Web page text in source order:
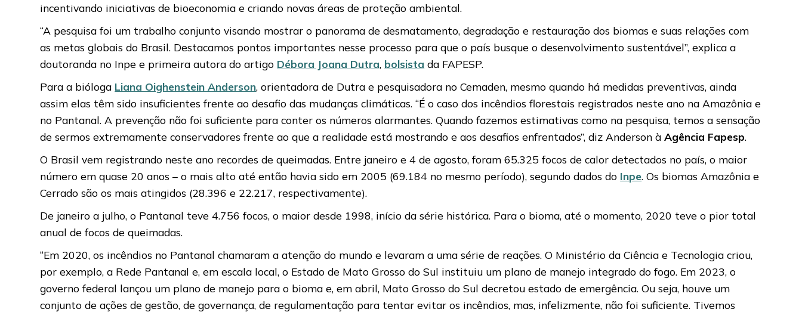
incentivando iniciativas de bioeconomia e criando novas áreas de proteção ambiental.
“A pesquisa foi um trabalho conjunto visando mostrar o panorama de desmatamento, degradação e restauração dos biomas e suas relações com
as metas globais do Brasil. Destacamos pontos importantes nesse processo para que o país busque o desenvolvimento sustentável”, explica a
doutoranda no Inpe e primeira autora do artigo Débora Joana Dutra, bolsista da FAPESP.
Para a bióloga Liana Oighenstein Anderson, orientadora de Dutra e pesquisadora no Cemaden, mesmo quando há medidas preventivas, ainda
assim elas têm sido insuficientes frente ao desafio das mudanças climáticas. “É o caso dos incêndios florestais registrados neste ano na Amazônia e
no Pantanal. A prevenção não foi suficiente para conter os números alarmantes. Quando fazemos estimativas como na pesquisa, temos a sensação
de sermos extremamente conservadores frente ao que a realidade está mostrando e aos desafios enfrentados”, diz Anderson àAgência Fapesp.
O Brasil vem registrando neste ano recordes de queimadas. Entre janeiro e 4 de agosto, foram 65.325 focos de calor detectados no país, o maior
número em quase 20 anos – o mais alto até então havia sido em 2005 (69.184 no mesmo período), segundo dados do Inpe. Os biomas Amazônia e
Cerrado são os mais atingidos (28.396 e 22.217, respectivamente).
De janeiro a julho, o Pantanal teve 4.756 focos, o maior desde 1998, início da série histórica. Para o bioma, até o momento, 2020 teve o pior total
anual de focos de queimadas.
“Em 2020, os incêndios no Pantanal chamaram a atenção do mundo e levaram a uma série de reações. O Ministério da Ciência e Tecnologia criou,
por exemplo, a Rede Pantanal e, em escala local, o Estado de Mato Grosso do Sul instituiu um plano de manejo integrado do fogo. Em 2023, o
governo federal lançou um plano de manejo para o bioma e, em abril, Mato Grosso do Sul decretou estado de emergência. Ou seja, houve um
conjunto de ações de gestão, de governança, de regulamentação para tentar evitar os incêndios, mas, infelizmente, não foi suficiente. Tivemos